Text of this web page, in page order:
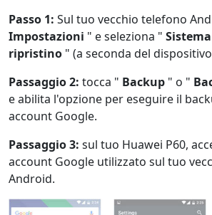
Passo 1: Sul tuo vecchio telefono
Impostazioni " e seleziona " Sistema
ripristino " (a seconda del
Passaggio 2: tocca " Backup " o "
e abilita l'opzione per eseguire il
account Google.
Passaggio 3: sul tuo Huawei P60,
account Google utilizzato sul tuo
Android.
English Nederlands
日本
Español
Deutsche
Français
Norsk
Dansk
Ελληνικά
русский
हिंदी
Bahasa Melayu